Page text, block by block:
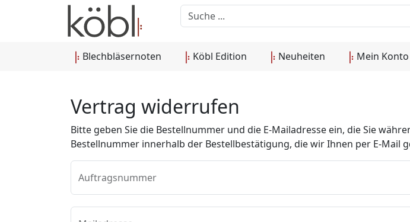
Blechbläsernoten Köbl Edition Neuheiten Mein Konto
Vertrag widerrufen
Bitte geben Sie die Bestellnummer und die E-Mailadresse ein, die Sie
Bestellnummer innerhalb der Bestellbestätigung, die wir Ihnen per E-Mail
Auftragsnummer